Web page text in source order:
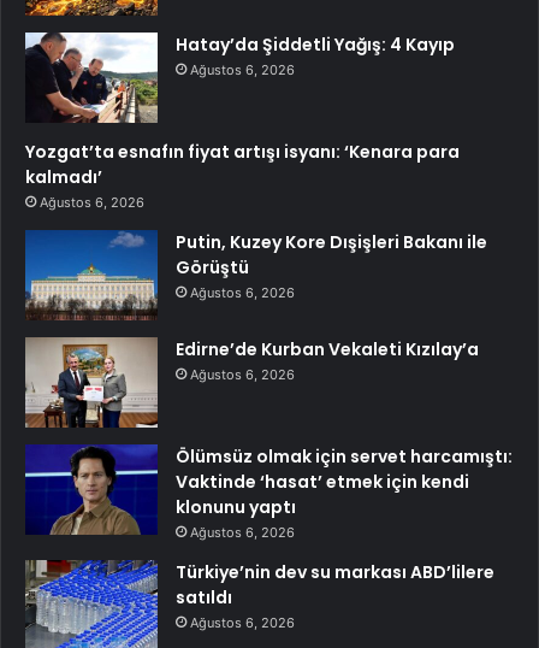
Hatay’da Şiddetli Yağış: 4 Kayıp
Ağustos 6, 2026
Yozgat’ta esnafın fiyat artışı isyanı: ‘Kenara para
kalmadı’
Ağustos 6, 2026
Putin, Kuzey Kore Dışişleri Bakanı ile
Görüştü
Ağustos 6, 2026
Edirne’de Kurban Vekaleti Kızılay’a
Ağustos 6, 2026
Ölümsüz olmak için servet harcamıştı:
Vaktinde ‘hasat’ etmek için kendi
klonunu yaptı
Ağustos 6, 2026
Türkiye’nin dev su markası ABD’lilere
satıldı
Ağustos 6, 2026